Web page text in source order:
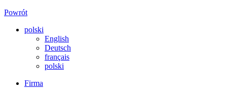
Powrót
polski
English
Deutsch
français
polski
Firma